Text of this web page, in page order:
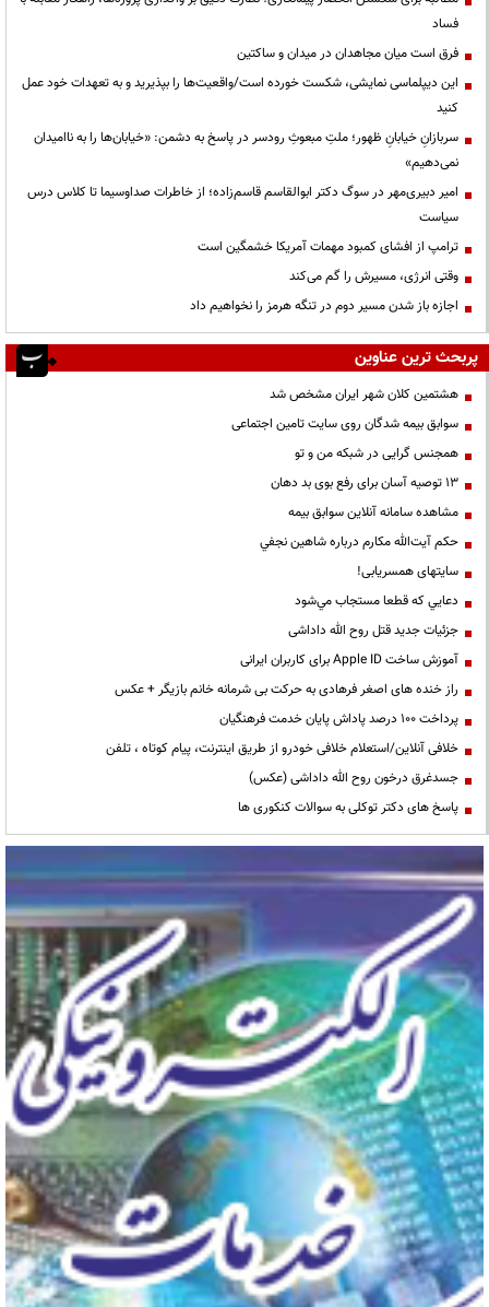
فساد
فرق است میان مجاهدان در میدان و ساکتین
این دیپلماسی نمایشی، شکست خورده است/واقعیت‌ها را بپذیرید و به تعهدات خود عمل
کنید
سربازانِ خیابانِ ظهور؛ ملتِ مبعوثِ رودسر در پاسخ به دشمن: «خیابان‌ها را به ناامیدان
نمی‌دهیم»
امیر دبیری‌مهر در سوگ دکتر ابوالقاسم قاسم‌زاده؛ از خاطرات صداوسیما تا کلاس درس
سیاست
ترامپ از افشای کمبود مهمات آمریکا خشمگین است
وقتی انرژی، مسیرش را گم می‌کند
اجازه باز شدن مسیر دوم در تنگه هرمز را نخواهیم داد
پربحث ترین عناوین
هشتمین کلان شهر ایران مشخص شد
سوابق بیمه شدگان روی سایت تامین اجتماعی
همجنس گرایی در شبکه من و تو
13 توصیه آسان برای رفع بوی بد دهان
مشاهده سامانه آنلاين سوابق بیمه
حكم آيت‌الله مكارم درباره شاهين نجفي
سایتهای همسریابی!
دعايي كه قطعا مستجاب مي‌شود
جزئیات جدید قتل روح الله داداشی
آموزش ساخت Apple ID برای کاربران ایرانی
راز خنده های اصغر فرهادی به حرکت بی شرمانه خانم بازیگر + عکس
پرداخت ۱۰۰ درصد پاداش پایان خدمت فرهنگیان
خلافی آنلاین/استعلام خلافی خودرو از طریق اینترنت، پیام کوتاه ، تلفن
جسدغرق درخون روح الله داداشی (عکس)
پاسخ های دکتر توکلی به سوالات کنکوری ها